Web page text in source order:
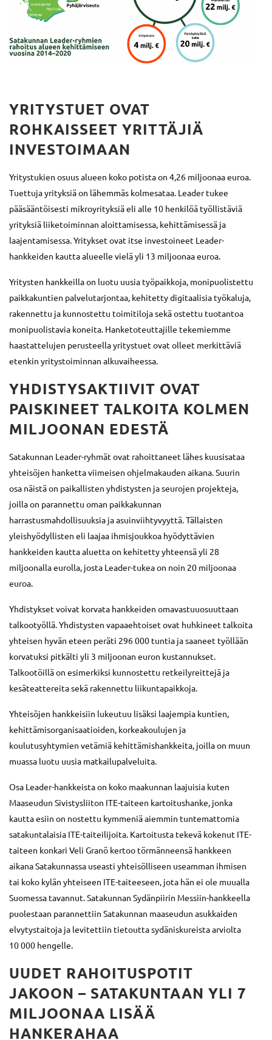
YRITYSTUET OVAT
ROHKAISSEET YRITTÄJIÄ
INVESTOIMAAN
Yritystukien osuus alueen koko potista on 4,26 miljoonaa euroa.
Tuettuja yrityksiä on lähemmäs kolmesataa. Leader tukee
pääsääntöisesti mikroyrityksiä eli alle 10 henkilöä työllistäviä
yrityksiä liiketoiminnan aloittamisessa, kehittämisessä ja
laajentamisessa. Yritykset ovat itse investoineet Leader-
hankkeiden kautta alueelle vielä yli 13 miljoonaa euroa.
Yritysten hankkeilla on luotu uusia työpaikkoja, monipuolistettu
paikkakuntien palvelutarjontaa, kehitetty digitaalisia työkaluja,
rakennettu ja kunnostettu toimitiloja sekä ostettu tuotantoa
monipuolistavia koneita. Hanketoteuttajille tekemiemme
haastattelujen perusteella yritystuet ovat olleet merkittäviä
etenkin yritystoiminnan alkuvaiheessa.
YHDISTYSAKTIIVIT OVAT
PAISKINEET TALKOITA KOLMEN
MILJOONAN EDESTÄ
Satakunnan Leader-ryhmät ovat rahoittaneet lähes kuusisataa
yhteisöjen hanketta viimeisen ohjelmakauden aikana. Suurin
osa näistä on paikallisten yhdistysten ja seurojen projekteja,
joilla on parannettu oman paikkakunnan
harrastusmahdollisuuksia ja asuinviihtyvyyttä. Tällaisten
yleishyödyllisten eli laajaa ihmisjoukkoa hyödyttävien
hankkeiden kautta aluetta on kehitetty yhteensä yli 28
miljoonalla eurolla, josta Leader-tukea on noin 20 miljoonaa
euroa.
Yhdistykset voivat korvata hankkeiden omavastuuosuuttaan
talkootyöllä. Yhdistysten vapaaehtoiset ovat huhkineet talkoita
yhteisen hyvän eteen peräti 296 000 tuntia ja saaneet työllään
korvatuksi pitkälti yli 3 miljoonan euron kustannukset.
Talkootöillä on esimerkiksi kunnostettu retkeilyreittejä ja
kesäteattereita sekä rakennettu liikuntapaikkoja.
Yhteisöjen hankkeisiin lukeutuu lisäksi laajempia kuntien,
kehittämisorganisaatioiden, korkeakoulujen ja
koulutusyhtymien vetämiä kehittämishankkeita, joilla on muun
muassa luotu uusia matkailupalveluita.
Osa Leader-hankkeista on koko maakunnan laajuisia kuten
Maaseudun Sivistysliiton ITE-taiteen kartoitushanke, jonka
kautta esiin on nostettu kymmeniä aiemmin tuntemattomia
satakuntalaisia ITE-taiteilijoita. Kartoitusta tekevä kokenut ITE-
taiteen konkari Veli Granö kertoo törmänneensä hankkeen
aikana Satakunnassa useasti yhteisölliseen useamman ihmisen
tai koko kylän yhteiseen ITE-taiteeseen, jota hän ei ole muualla
Suomessa tavannut. Satakunnan Sydänpiirin Messiin-hankkeella
puolestaan parannettiin Satakunnan maaseudun asukkaiden
elvytystaitoja ja levitettiin tietoutta sydäniskureista arviolta
10 000 hengelle.
UUDET RAHOITUSPOTIT
JAKOON – SATAKUNTAAN YLI 7
MILJOONAA LISÄÄ
HANKERAHAA